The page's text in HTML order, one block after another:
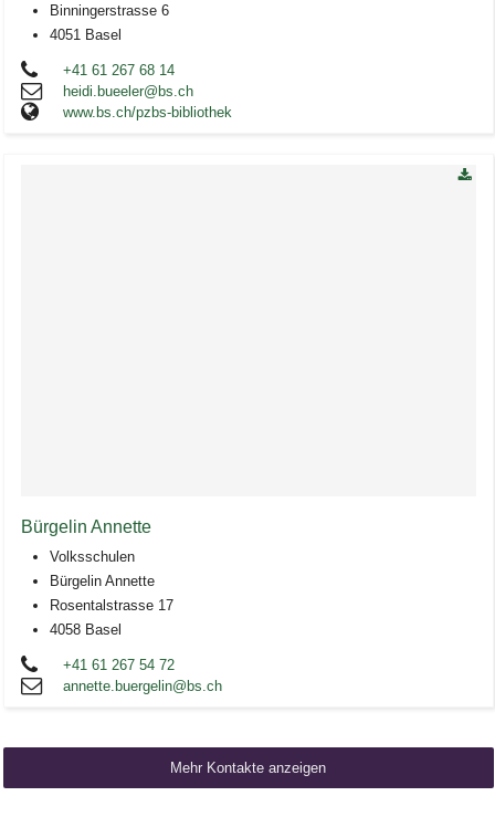
Binningerstrasse 6
4051 Basel
+41 61 267 68 14
heidi.bueeler@bs.ch
www.bs.ch/pzbs-bibliothek
Bürgelin Annette
Volksschulen
Bürgelin Annette
Rosentalstrasse 17
4058 Basel
+41 61 267 54 72
annette.buergelin@bs.ch
Mehr Kontakte anzeigen